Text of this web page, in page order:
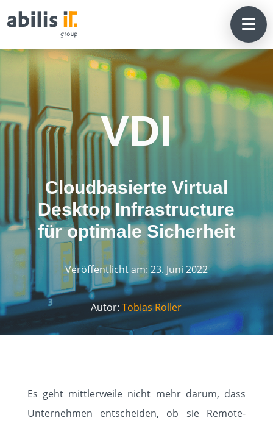
VDI
Cloudbasierte Virtual
Desktop Infrastructure
für optimale Sicherheit
Veröffentlicht am: 23. Juni 2022
Autor:Tobias Roller
Es geht mittlerweile nicht mehr darum, dass
Unternehmen entscheiden, ob sie Remote-